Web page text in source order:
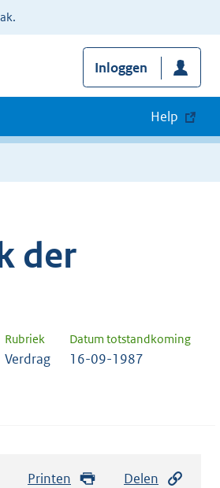
Inloggen
Help
der
Rubriek Datum totstandkoming
Verdrag 16-09-1987
Printen Delen